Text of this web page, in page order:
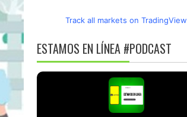
Track all markets on TradingView
ESTAMOS EN LÍNEA #PODCAST